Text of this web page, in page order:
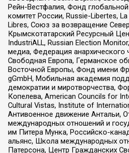
Рейн-Вестфалия, Фонд
комитет России, Russie-Libertes,
Libres, Союз за возвращение
Крымскотатарский Ресурсный
IndustriALL, Russian Election
медиа, Федерация анархического
Свободная Европа, Германское
Восточной Европы, Фонд имени
gGmbH, Мобильная академия
демократии и миротворчества,
Копелева, American Councils for
Cultural Vistas, Institute of
Антивоенное движение Антальи,
международных отношений и
им Питера Мунка, Российско-
альянс, Школа международных
Патерсона, Центр Гражданских